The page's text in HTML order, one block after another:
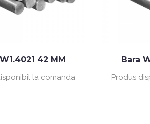
MM Bara W1.4301 50
Produs disponibil la